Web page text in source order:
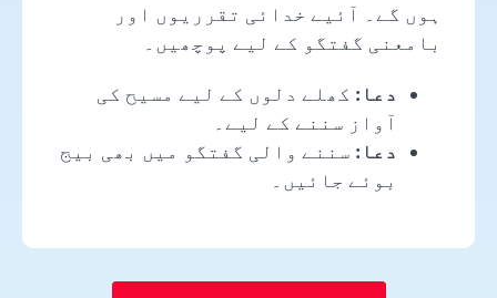
ہوں گے۔ آئیے خدائی تقرریوں اور
بامعنی گفتگو کے لیے پوچھیں۔
دعا: کھلے دلوں کے لیے مسیح کی
آواز سننے کے لیے۔
دعا: سننے والی گفتگو میں بھی بیج
بوئے جائیں۔